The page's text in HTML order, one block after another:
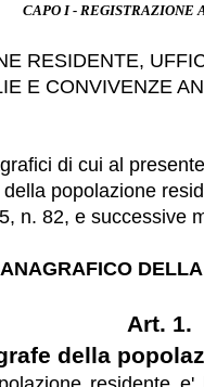
CAPO I - REGISTRAZIONE
RESIDENTE,
E CONVIVENZE
di cui al
popolazione
n. 82, e successive
Art. 1.
della